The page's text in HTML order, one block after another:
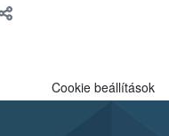
Cookie beállítások